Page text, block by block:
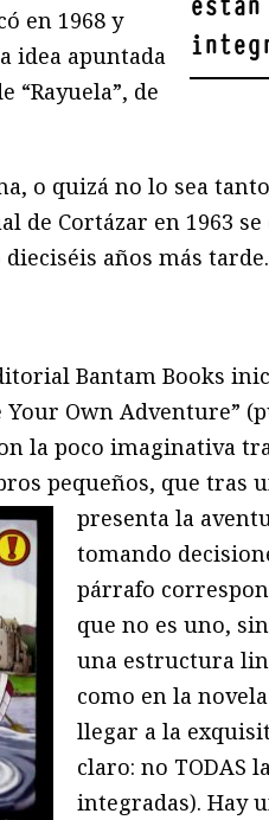
en 1968 y
idea apuntada
“Rayuela”, de
o quizá no lo sea
de Cortázar en 1963
años más tarde.
Bantam Books
Your Own Adventure”
la poco imaginativa
pequeños, que tras
presenta la
tomando
párrafo
que no es uno,
una estructura
como en la
llegar a la
claro: no TODAS
integradas). Hay